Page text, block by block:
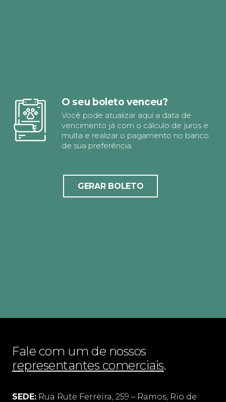
O seu boleto venceu?
Você pode atualizar aqui a data de
vencimento já com o cálculo de juros e
multa e realizar o pagamento no banco
de sua preferência.
GERAR BOLETO
Fale com um de nossos
representantes comerciais.
SEDE: Rua Rute Ferreira, 259 – Ramos, Rio de